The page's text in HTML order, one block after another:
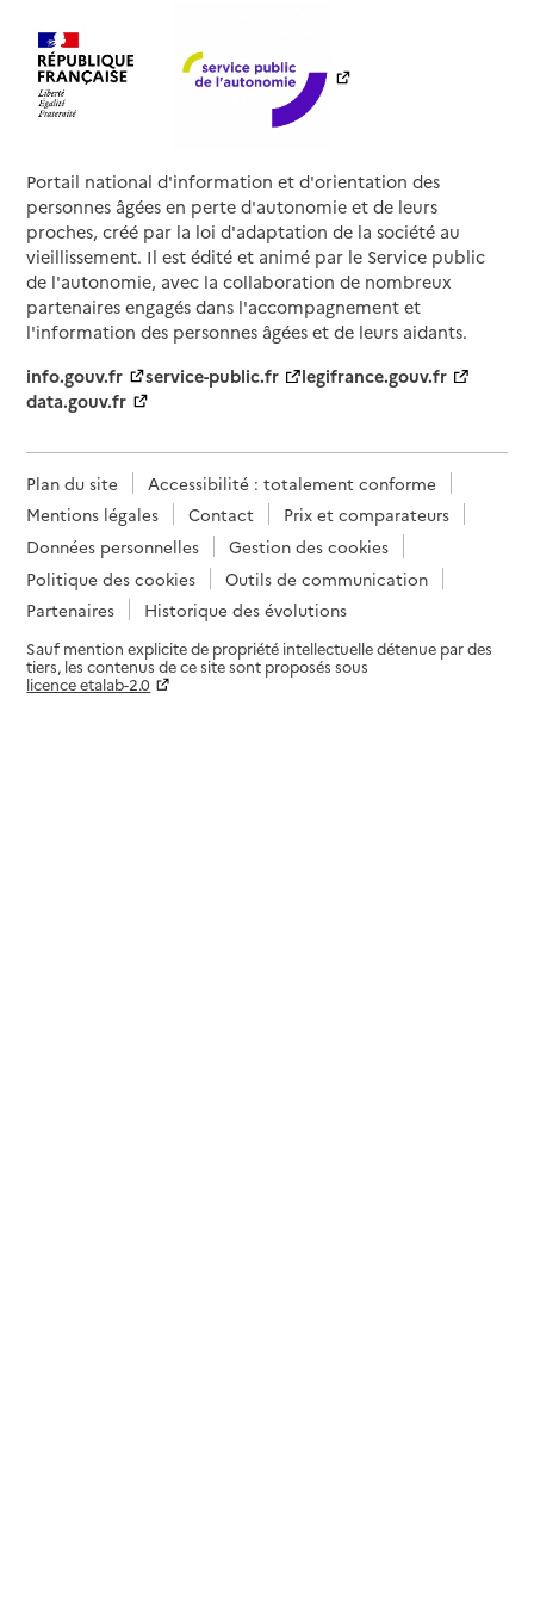
Portail national d'information et d'orientation des
personnes âgées en perte d'autonomie et de leurs
proches, créé par la loi d'adaptation de la société au
vieillissement. Il est édité et animé par le Service public
de l'autonomie, avec la collaboration de nombreux
partenaires engagés dans l'accompagnement et
l'information des personnes âgées et de leurs aidants.
info.gouv.fr
service-public.fr
legifrance.gouv.fr
data.gouv.fr
Plan du site
Accessibilité : totalement conforme
Mentions légales
Contact
Prix et comparateurs
Données personnelles
Gestion des cookies
Politique des cookies
Outils de communication
Partenaires
Historique des évolutions
Sauf mention explicite de propriété intellectuelle détenue par des
tiers, les contenus de ce site sont proposés sous
licence etalab-2.0